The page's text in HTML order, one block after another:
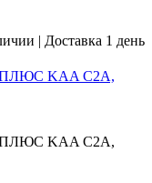
| Доставка 1 день
KAA C2A,
KAA C2A,